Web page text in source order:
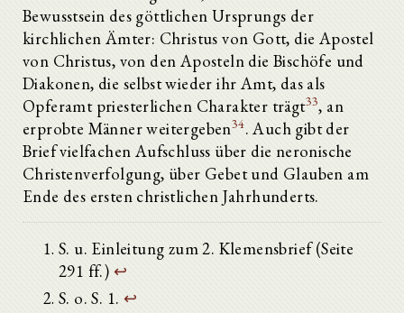
Bewusstsein des göttlichen Ursprungs der
kirchlichen Ämter: Christus von Gott, die Apostel
von Christus, von den Aposteln die Bischöfe und
Diakonen, die selbst wieder ihr Amt, das als
Opferamt priesterlichen Charakter trägt33, an
erprobte Männer weitergeben34. Auch gibt der
Brief vielfachen Aufschluss über die neronische
Christenverfolgung, über Gebet und Glauben am
Ende des ersten christlichen Jahrhunderts.
S. u. Einleitung zum 2. Klemensbrief (Seite
291 ff.) ↩
S. o. S. 1. ↩